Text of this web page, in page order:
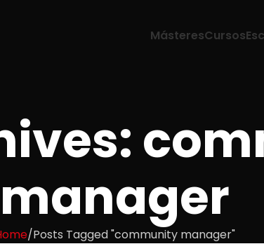
MásteresCursos
manager
Posts Tagged "community manager"